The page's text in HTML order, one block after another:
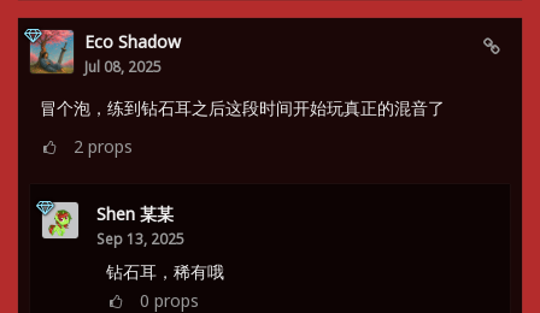
Eco Shadow
Jul 08, 2025
冒个泡，练到钻石耳之后这段时间开始玩真正的混音了
2 props
Shen 某某
Sep 13, 2025
钻石耳，稀有哦
0 props